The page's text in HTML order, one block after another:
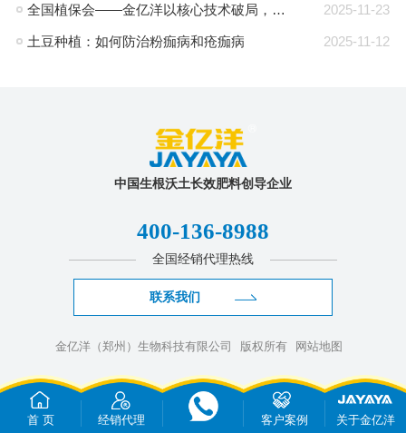
2025-11-23
全国植保会——金亿洋以核心技术破局，赋能农业高质量发展
2025-11-12
土豆种植：如何防治粉痂病和疮痂病
中国生根沃土长效肥料创导企业
400-136-8988
全国经销代理热线
联系我们
金亿洋（郑州）生物科技有限公司 版权所有 网站地图
首 页 经销代理 客户案例 关于金亿洋